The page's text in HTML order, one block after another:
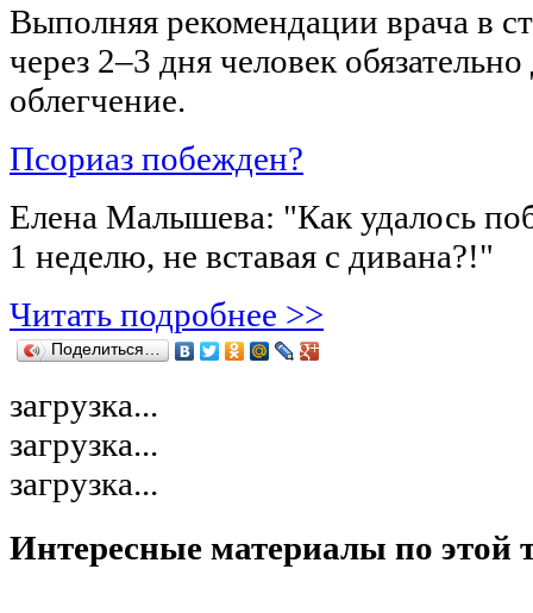
Выполняя рекомендации врача в
через 2–3 дня человек
облегчение.
Псориаз побежден?
Елена Малышева: "Как удалось
1 неделю, не вставая с дивана?!"
Читать подробнее >>
Поделиться…
загрузка...
загрузка...
загрузка...
Интересные материалы по этой